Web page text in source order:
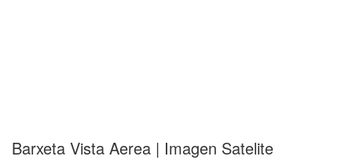
Barxeta Vista Aerea | Imagen Satelite